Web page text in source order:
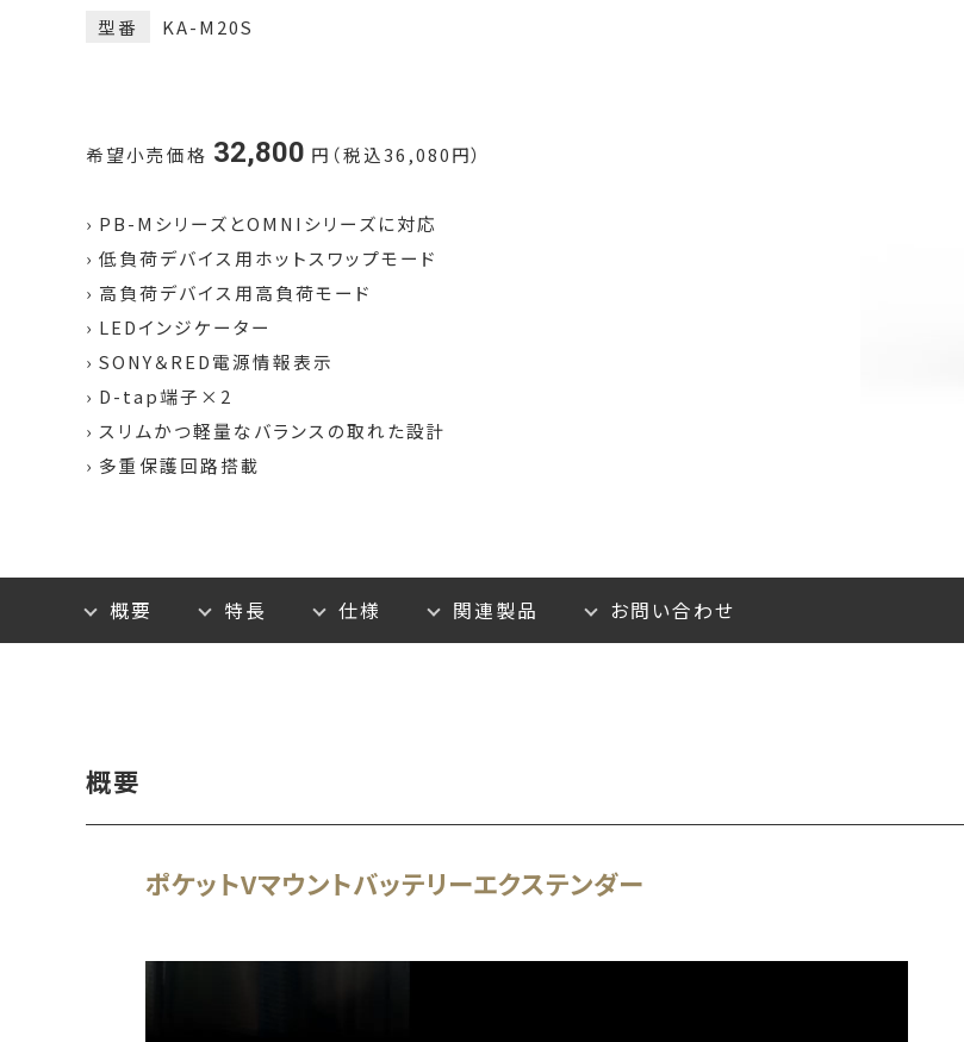
型番 KA-M20S
希望小売価格 32,800 円（税込36,080円）
› PB-MシリーズとOMNIシリーズに対応
› 低負荷デバイス用ホットスワップモード
› 高負荷デバイス用高負荷モード
› LEDインジケーター
› SONY＆RED電源情報表示
› D-tap端子×2
› スリムかつ軽量なバランスの取れた設計
› 多重保護回路搭載
概要 特長 仕様 関連製品 お問い合わせ
概要
ポケットVマウントバッテリーエクステンダー
動